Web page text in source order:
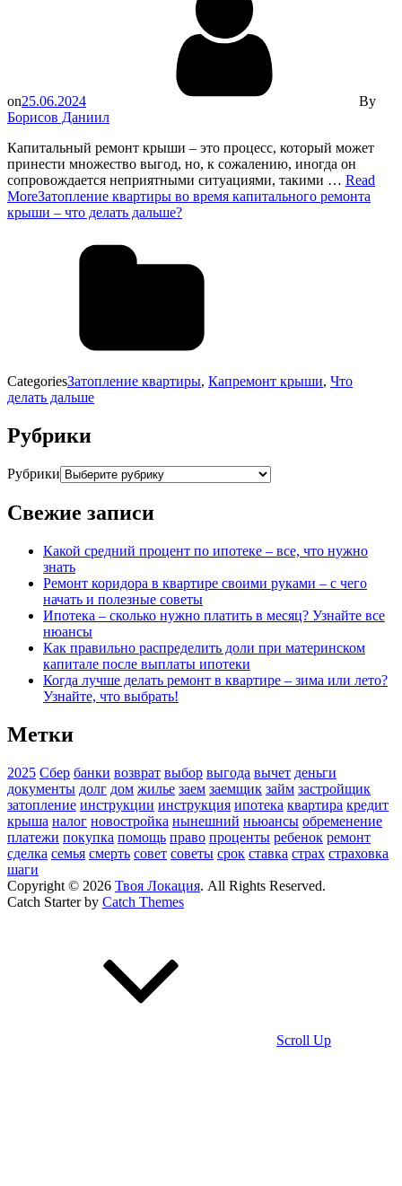
on25.06.2024
By
Борисов Даниил
Капитальный ремонт крыши – это процесс, который может
принести множество выгод, но, к сожалению, иногда он
сопровождается неприятными ситуациями, такими … Read
MoreЗатопление квартиры во время капитального ремонта
крыши – что делать дальше?
CategoriesЗатопление квартиры, Капремонт крыши, Что
делать дальше
Рубрики
Рубрики
Свежие записи
Какой средний процент по ипотеке – все, что нужно
знать
Ремонт коридора в квартире своими руками – с чего
начать и полезные советы
Ипотека – сколько нужно платить в месяц? Узнайте все
нюансы
Как правильно распределить доли при материнском
капитале после выплаты ипотеки
Когда лучше делать ремонт в квартире – зима или лето?
Узнайте, что выбрать!
Метки
2025 Сбер банки возврат выбор выгода вычет деньги
документы долг дом жилье заем заемщик займ застройщик
затопление инструкции инструкция ипотека квартира кредит
крыша налог новостройка нынешний ньюансы обременение
платежи покупка помощь право проценты ребенок ремонт
сделка семья смерть совет советы срок ставка страх страховка
шаги
Copyright © 2026 Твоя Локация. All Rights Reserved.
Catch Starter by Catch Themes
Scroll Up